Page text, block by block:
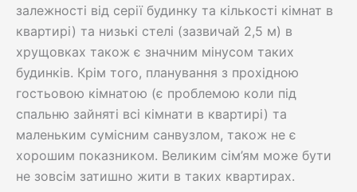
залежності від серії будинку та кількості кімнат в
квартирі) та низькі стелі (зазвичай 2,5 м) в
хрущовках також є значним мінусом таких
будинків. Крім того, планування з прохідною
гостьовою кімнатою (є проблемою коли під
спальню зайняті всі кімнати в квартирі) та
маленьким сумісним санвузлом, також не є
хорошим показником. Великим сім’ям може бути
не зовсім затишно жити в таких квартирах.